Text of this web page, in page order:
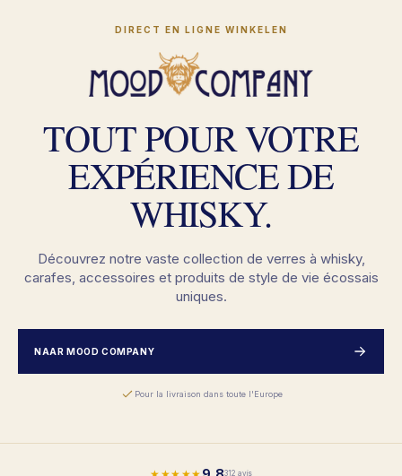
DIRECT EN LIGNE WINKELEN
TOUT POUR VOTRE
EXPÉRIENCE DE
WHISKY.
Découvrez notre vaste collection de verres à whisky,
carafes, accessoires et produits de style de vie écossais
uniques.
NAAR MOOD COMPANY
Pour la livraison dans toute l'Europe
★★★★★ 312 avis